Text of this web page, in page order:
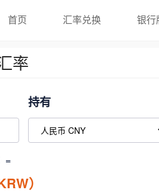
首页 汇率兑换 银行
率
持有
=
）